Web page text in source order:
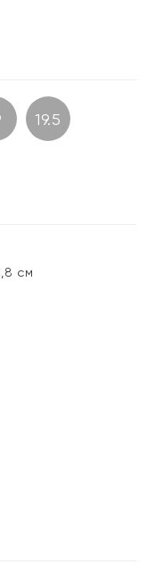
19.5
см